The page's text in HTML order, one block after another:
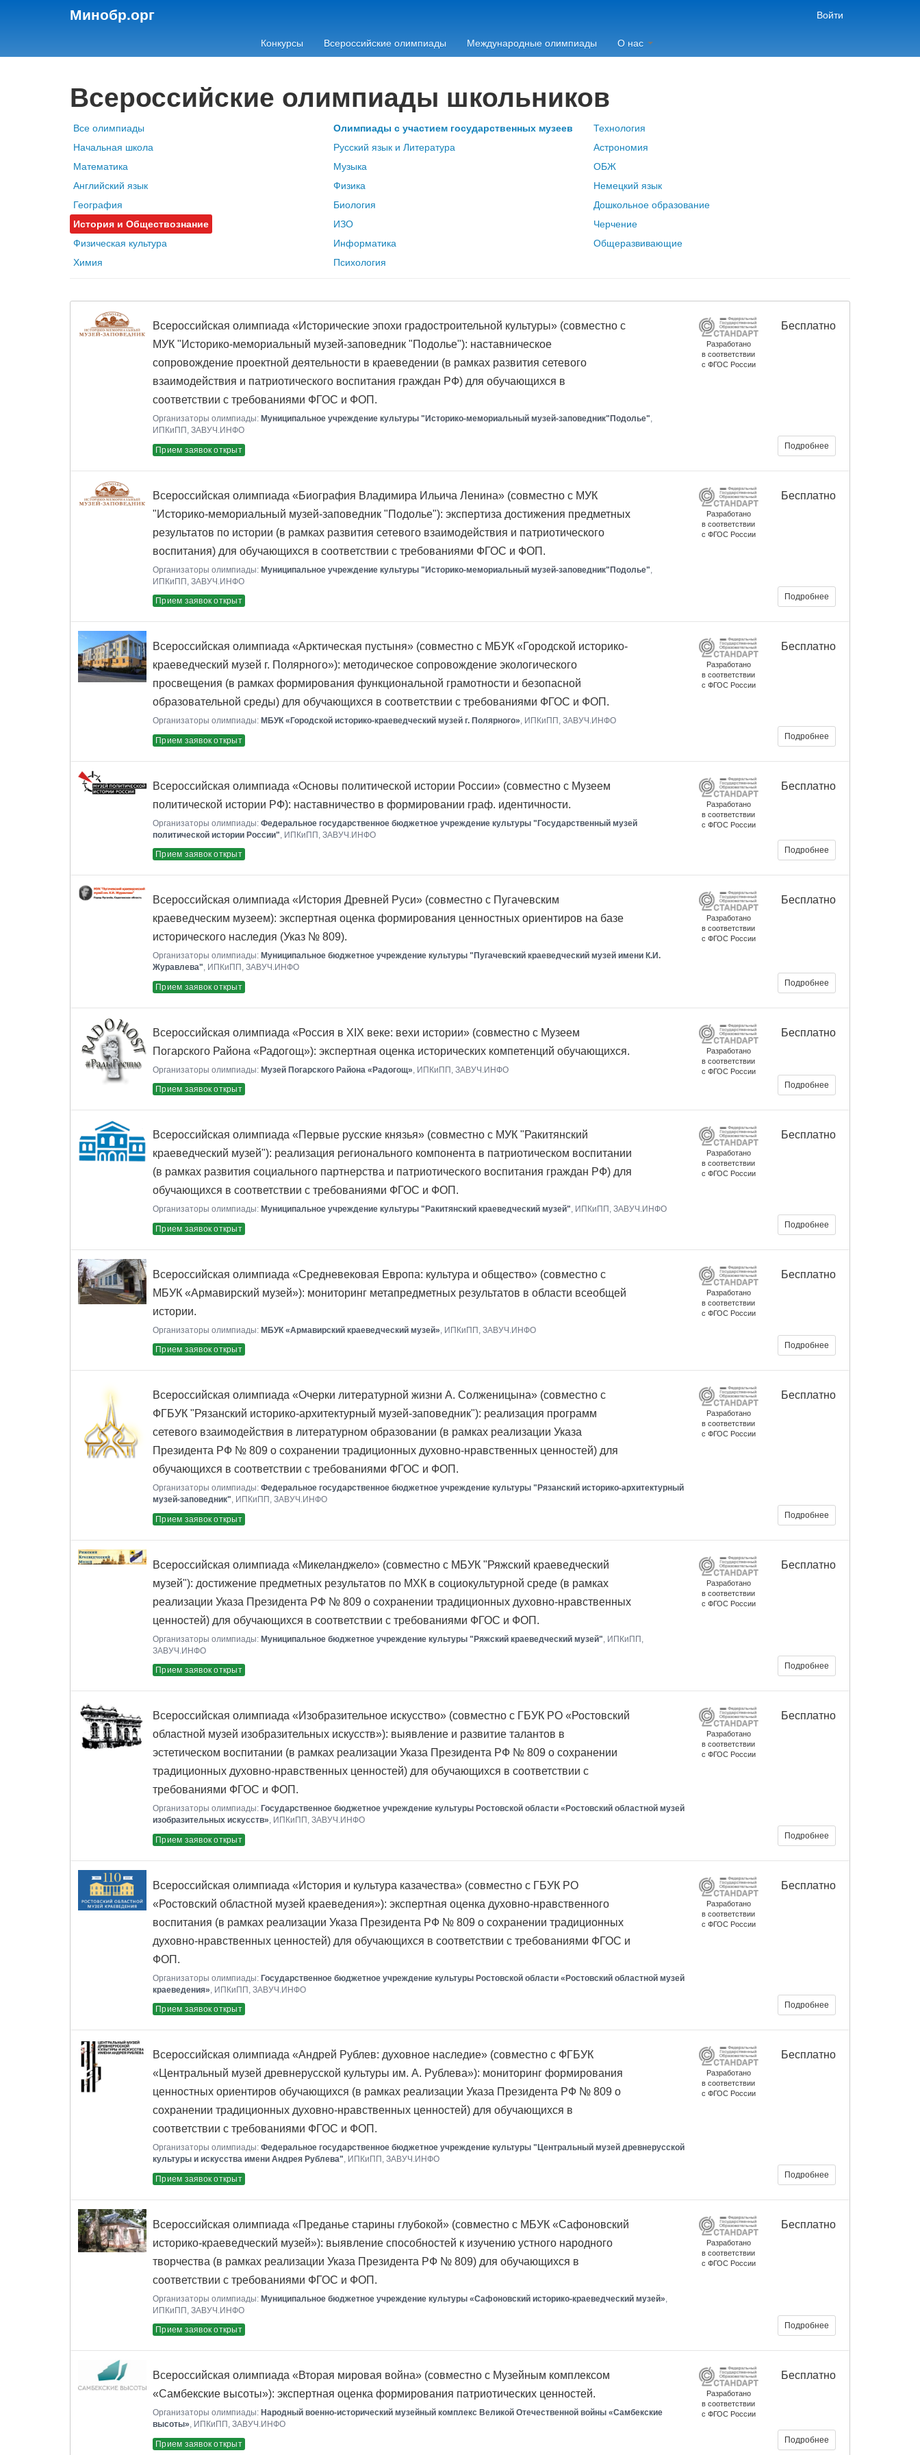
Минобр.орг Войти
Конкурсы Всероссийские олимпиады Международные олимпиады О нас
Всероссийские олимпиады школьников
Все олимпиады
Начальная школа
Математика
Английский язык
География
История и Обществознание
Физическая культура
Химия
Олимпиады с участием государственных музеев
Русский язык и Литература
Музыка
Физика
Биология
ИЗО
Информатика
Психология
Технология
Астрономия
ОБЖ
Немецкий язык
Дошкольное образование
Черчение
Общеразвивающие
Всероссийская олимпиада «Исторические эпохи градостроительной культуры» (совместно с
МУК "Историко-мемориальный музей-заповедник "Подолье"): наставническое
сопровождение проектной деятельности в краеведении (в рамках развития сетевого
взаимодействия и патриотического воспитания граждан РФ) для обучающихся в
соответствии с требованиями ФГОС и ФОП.
Организаторы олимпиады: Муниципальное учреждение культуры "Историко-мемориальный музей-заповедник"Подолье",
ИПКиПП, ЗАВУЧ.ИНФО
Прием заявок открыт
Разработано
в соответствии
с ФГОС России
Бесплатно
Подробнее
Всероссийская олимпиада «Биография Владимира Ильича Ленина» (совместно с МУК
"Историко-мемориальный музей-заповедник "Подолье"): экспертиза достижения предметных
результатов по истории (в рамках развития сетевого взаимодействия и патриотического
воспитания) для обучающихся в соответствии с требованиями ФГОС и ФОП.
Организаторы олимпиады: Муниципальное учреждение культуры "Историко-мемориальный музей-заповедник"Подолье"
ИПКиПП, ЗАВУЧ.ИНФО
Прием заявок открыт
Разработано
в соответствии
с ФГОС России
Бесплатно
Подробнее
Всероссийская олимпиада «Арктическая пустыня» (совместно с МБУК «Городской историко-
краеведческий музей г. Полярного»): методическое сопровождение экологического
просвещения (в рамках формирования функциональной грамотности и безопасной
образовательной среды) для обучающихся в соответствии с требованиями ФГОС и ФОП.
Организаторы олимпиады: МБУК «Городской историко-краеведческий музей г. Полярного», ИПКиПП, ЗАВУЧ.ИНФО
Прием заявок открыт
Разработано
в соответствии
с ФГОС России
Бесплатно
Подробнее
Всероссийская олимпиада «Основы политической истории России» (совместно с Музеем
политической истории РФ): наставничество в формировании граф. идентичности.
Организаторы олимпиады: Федеральное государственное бюджетное учреждение культуры "Государственный музей
политической истории России" , ИПКиПП, ЗАВУЧ.ИНФО
Прием заявок открыт
Разработано
в соответствии
с ФГОС России
Бесплатно
Подробнее
Всероссийская олимпиада «История Древней Руси» (совместно с Пугачевским
краеведческим музеем): экспертная оценка формирования ценностных ориентиров на базе
исторического наследия (Указ № 809).
Организаторы олимпиады: Муниципальное бюджетное учреждение культуры "Пугачевский краеведческий музей имени К.И.
Журавлева", ИПКиПП, ЗАВУЧ.ИНФО
Прием заявок открыт
Разработано
в соответствии
с ФГОС России
Бесплатно
Подробнее
Всероссийская олимпиада «Россия в XIX веке: вехи истории» (совместно с Музеем
Погарского Района «Радогощ»): экспертная оценка исторических компетенций обучающихся.
Организаторы олимпиады: Музей Погарского Района «Радогощ» , ИПКиПП, ЗАВУЧ.ИНФО
Прием заявок открыт
Разработано
в соответствии
с ФГОС России
Бесплатно
Подробнее
Всероссийская олимпиада «Первые русские князья» (совместно с МУК "Ракитянский
краеведческий музей"): реализация регионального компонента в патриотическом воспитании
(в рамках развития социального партнерства и патриотического воспитания граждан РФ) для
обучающихся в соответствии с требованиями ФГОС и ФОП.
Организаторы олимпиады: Муниципальное учреждение культуры "Ракитянский краеведческий музей", ИПКиПП, ЗАВУЧ.ИНФО
Прием заявок открыт
Разработано
в соответствии
с ФГОС России
Бесплатно
Подробнее
Всероссийская олимпиада «Средневековая Европа: культура и общество» (совместно с
МБУК «Армавирский музей»): мониторинг метапредметных результатов в области всеобщей
истории.
Организаторы олимпиады: МБУК «Армавирский краеведческий музей» , ИПКиПП, ЗАВУЧ.ИНФО
Прием заявок открыт
Разработано
в соответствии
с ФГОС России
Бесплатно
Подробнее
Всероссийская олимпиада «Очерки литературной жизни А. Солженицына» (совместно с
ФГБУК "Рязанский историко-архитектурный музей-заповедник"): реализация программ
сетевого взаимодействия в литературном образовании (в рамках реализации Указа
Президента РФ № 809 о сохранении традиционных духовно-нравственных ценностей) для
обучающихся в соответствии с требованиями ФГОС и ФОП.
Организаторы олимпиады: Федеральное государственное бюджетное учреждение культуры "Рязанский историко-архитектурный
музей-заповедник", ИПКиПП, ЗАВУЧ.ИНФО
Прием заявок открыт
Разработано
в соответствии
с ФГОС России
Бесплатно
Подробнее
Всероссийская олимпиада «Микеланджело» (совместно с МБУК "Ряжский краеведческий
музей"): достижение предметных результатов по МХК в социокультурной среде (в рамках
реализации Указа Президента РФ № 809 о сохранении традиционных духовно-нравственных
ценностей) для обучающихся в соответствии с требованиями ФГОС и ФОП.
Организаторы олимпиады: Муниципальное бюджетное учреждение культуры "Ряжский краеведческий музей" , ИПКиПП,
ЗАВУЧ.ИНФО
Прием заявок открыт
Разработано
в соответствии
с ФГОС России
Бесплатно
Подробнее
Всероссийская олимпиада «Изобразительное искусство» (совместно с ГБУК РО «Ростовский
областной музей изобразительных искусств»): выявление и развитие талантов в
эстетическом воспитании (в рамках реализации Указа Президента РФ № 809 о сохранении
традиционных духовно-нравственных ценностей) для обучающихся в соответствии с
требованиями ФГОС и ФОП.
Организаторы олимпиады: Государственное бюджетное учреждение культуры Ростовской области «Ростовский областной музей
изобразительных искусств», ИПКиПП, ЗАВУЧ.ИНФО
Прием заявок открыт
Разработано
в соответствии
с ФГОС России
Бесплатно
Подробнее
Всероссийская олимпиада «История и культура казачества» (совместно с ГБУК РО
«Ростовский областной музей краеведения»): экспертная оценка духовно-нравственного
воспитания (в рамках реализации Указа Президента РФ № 809 о сохранении традиционных
духовно-нравственных ценностей) для обучающихся в соответствии с требованиями ФГОС и
ФОП.
Организаторы олимпиады: Государственное бюджетное учреждение культуры Ростовской области «Ростовский областной музей
краеведения» , ИПКиПП, ЗАВУЧ.ИНФО
Прием заявок открыт
Разработано
в соответствии
с ФГОС России
Бесплатно
Подробнее
Всероссийская олимпиада «Андрей Рублев: духовное наследие» (совместно с ФГБУК
«Центральный музей древнерусской культуры им. А. Рублева»): мониторинг формирования
ценностных ориентиров обучающихся (в рамках реализации Указа Президента РФ № 809 о
сохранении традиционных духовно-нравственных ценностей) для обучающихся в
соответствии с требованиями ФГОС и ФОП.
Организаторы олимпиады: Федеральное государственное бюджетное учреждение культуры "Центральный музей древнерусской
культуры и искусства имени Андрея Рублева", ИПКиПП, ЗАВУЧ.ИНФО
Прием заявок открыт
Разработано
в соответствии
с ФГОС России
Бесплатно
Подробнее
Всероссийская олимпиада «Преданье старины глубокой» (совместно с МБУК «Сафоновский
историко-краеведческий музей»): выявление способностей к изучению устного народного
творчества (в рамках реализации Указа Президента РФ № 809) для обучающихся в
соответствии с требованиями ФГОС и ФОП.
Организаторы олимпиады: Муниципальное бюджетное учреждение культуры «Сафоновский историко-краеведческий музей»
ИПКиПП, ЗАВУЧ.ИНФО
Прием заявок открыт
Разработано
в соответствии
с ФГОС России
Бесплатно
Подробнее
Всероссийская олимпиада «Вторая мировая война» (совместно с Музейным комплексом
«Самбекские высоты»): экспертная оценка формирования патриотических ценностей.
Организаторы олимпиады: Народный военно-исторический музейный комплекс Великой Отечественной войны «Самбекские
высоты», ИПКиПП, ЗАВУЧ.ИНФО
Прием заявок открыт
Разработано
в соответствии
с ФГОС России
Бесплатно
Подробнее